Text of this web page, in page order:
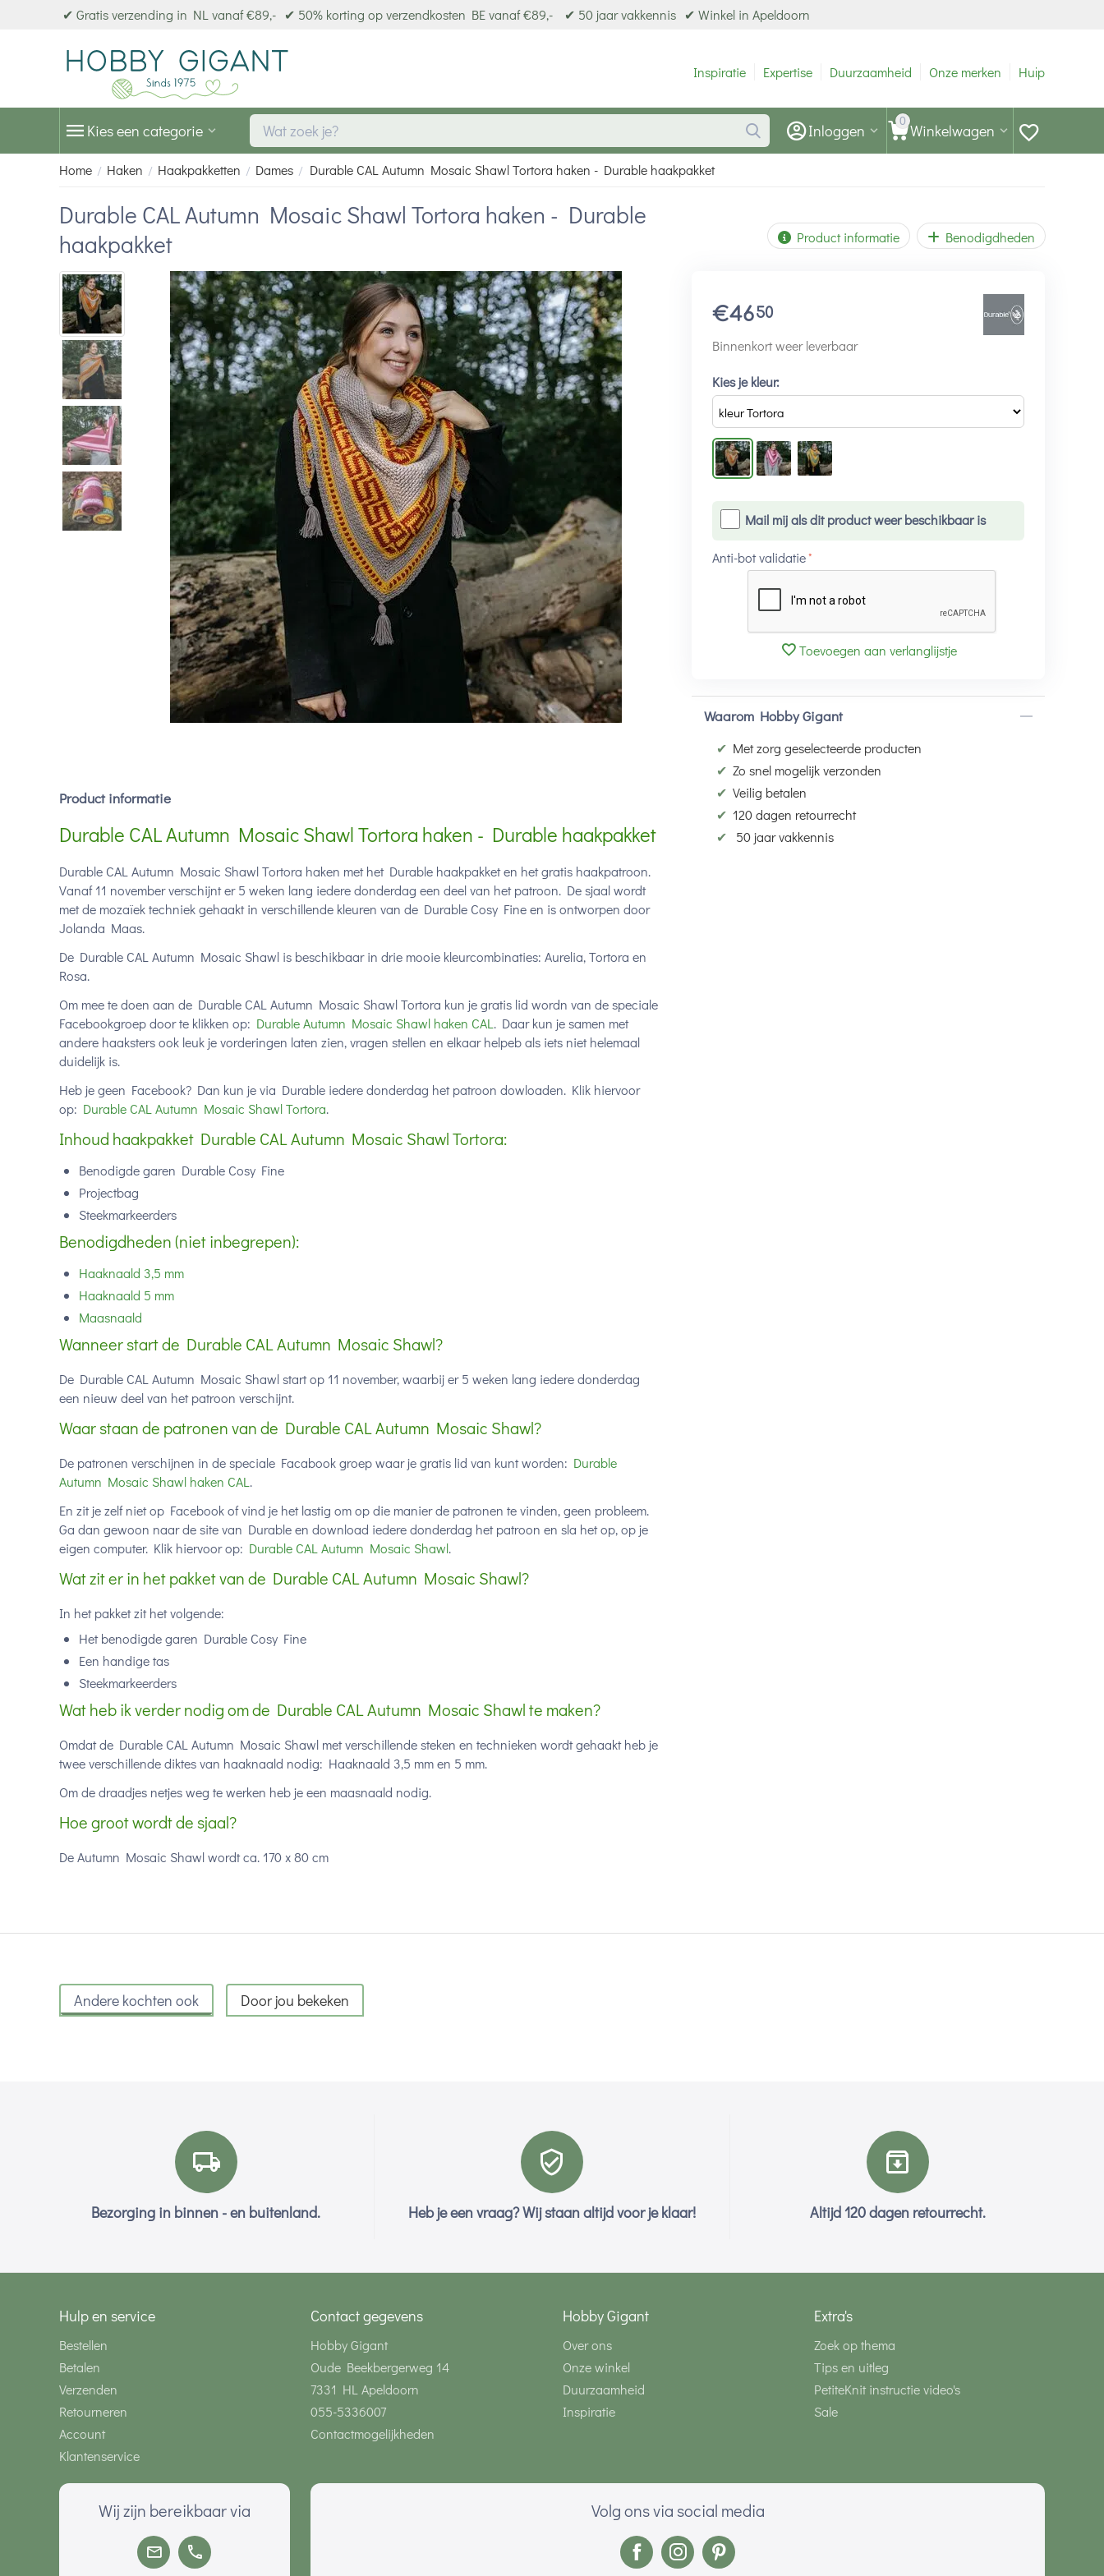
✔ Gratis verzending in NL vanaf €89,- ✔ 50% korting op verzendkosten BE vanaf €89,- ✔ 50 jaar vakkennis ✔ Winkel in Apeldoorn
Inspiratie Expertise Duurzaamheid Onze merken Hulp
Kies een categorie 0 Winkelwagen
Inloggen
Home / Haken / Haakpakketten / Dames / Durable CAL Autumn Mosaic Shawl Tortora haken - Durable haakpakket
Durable CAL Autumn Mosaic Shawl Tortora haken - Durable
haakpakket
Product informatie Benodigdheden
€4650
Binnenkort weer leverbaar
Kies je kleur:
Mail mij als dit product weer beschikbaar is
Anti-bot validatie
Toevoegen aan verlanglijstje
Waarom Hobby Gigant
✔ Met zorg geselecteerde producten
✔ Zo snel mogelijk verzonden
✔ Veilig betalen
✔ 120 dagen retourrecht
✔
50 jaar vakkennis
Product informatie
Durable CAL Autumn Mosaic Shawl Tortora haken - Durable haakpakket
Durable CAL Autumn Mosaic Shawl Tortora haken met het Durable haakpakket en het gratis haakpatroon.
Vanaf 11 november verschijnt er 5 weken lang iedere donderdag een deel van het patroon. De sjaal wordt
met de mozaïek techniek gehaakt in verschillende kleuren van de Durable Cosy Fine en is ontworpen door
Jolanda Maas.
De Durable CAL Autumn Mosaic Shawl is beschikbaar in drie mooie kleurcombinaties: Aurelia, Tortora en
Rosa.
Om mee te doen aan de Durable CAL Autumn Mosaic Shawl Tortora kun je gratis lid wordn van de speciale
Facebookgroep door te klikken op: Durable Autumn Mosaic Shawl haken CAL . Daar kun je samen met
andere haaksters ook leuk je vorderingen laten zien, vragen stellen en elkaar helpeb als iets niet helemaal
duidelijk is.
Heb je geen Facebook? Dan kun je via Durable iedere donderdag het patroon dowloaden. Klik hiervoor
op: Durable CAL Autumn Mosaic Shawl Tortora.
Inhoud haakpakket Durable CAL Autumn Mosaic Shawl Tortora:
Benodigde garen Durable Cosy Fine
Projectbag
Steekmarkeerders
Benodigdheden (niet inbegrepen):
Haaknaald 3,5 mm
Haaknaald 5 mm
Maasnaald
Wanneer start de Durable CAL Autumn Mosaic Shawl?
De Durable CAL Autumn Mosaic Shawl start op 11 november, waarbij er 5 weken lang iedere donderdag
een nieuw deel van het patroon verschijnt.
Waar staan de patronen van de Durable CAL Autumn Mosaic Shawl?
De patronen verschijnen in de speciale Facabook groep waar je gratis lid van kunt worden: Durable
Autumn Mosaic Shawl haken CAL .
En zit je zelf niet op Facebook of vind je het lastig om op die manier de patronen te vinden, geen probleem.
Ga dan gewoon naar de site van Durable en download iedere donderdag het patroon en sla het op, op je
eigen computer. Klik hiervoor op: Durable CAL Autumn Mosaic Shawl.
Wat zit er in het pakket van de Durable CAL Autumn Mosaic Shawl?
In het pakket zit het volgende:
Het benodigde garen Durable Cosy Fine
Een handige tas
Steekmarkeerders
Wat heb ik verder nodig om de Durable CAL Autumn Mosaic Shawl te maken?
Omdat de Durable CAL Autumn Mosaic Shawl met verschillende steken en technieken wordt gehaakt heb je
twee verschillende diktes van haaknaald nodig: Haaknaald 3,5 mm en 5 mm.
Om de draadjes netjes weg te werken heb je een maasnaald nodig.
Hoe groot wordt de sjaal?
De Autumn Mosaic Shawl wordt ca. 170 x 80 cm
Andere kochten ook Door jou bekeken
Bezorging in binnen - en buitenland. Heb je een vraag? Wij staan altijd voor je klaar! Altijd 120 dagen retourrecht.
Hulp en service
Bestellen
Betalen
Verzenden
Retourneren
Account
Klantenservice
Contact gegevens
Hobby Gigant
Oude Beekbergerweg 14
7331 HL Apeldoorn
055-5336007
Contactmogelijkheden
Hobby Gigant
Over ons
Onze winkel
Duurzaamheid
Inspiratie
Extra's
Zoek op thema
Tips en uitleg
PetiteKnit instructie video's
Sale
Wij zijn bereikbaar via Volg ons via social media